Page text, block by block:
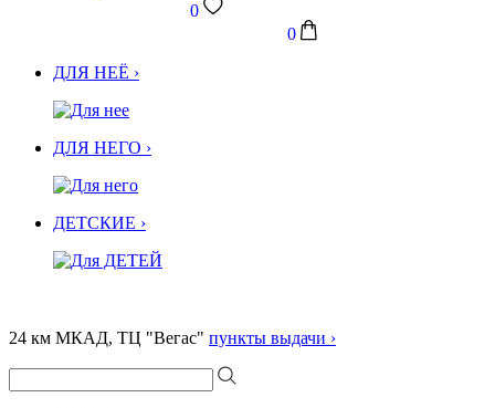
0
0
ДЛЯ НЕЁ ›
ДЛЯ НЕГО ›
ДЕТСКИЕ ›
24 км МКАД, ТЦ "Вегас" пункты выдачи ›